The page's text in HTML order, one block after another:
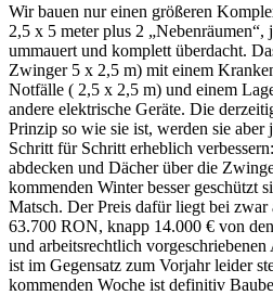
Wir bauen nur einen größeren
2,5 x 5 meter plus 2
ummauert und komplett überdacht.
Zwinger 5 x 2,5 m) mit einem
Notfälle ( 2,5 x 2,5 m) und einem
andere elektrische Geräte. Die
Prinzip so wie sie ist, werden sie aber
Schritt für Schritt erheblich
abdecken und Dächer über die
kommenden Winter besser geschützt
Matsch. Der Preis dafür liegt bei zwar
63.700 RON, knapp 14.000 € von
und arbeitsrechtlich
ist im Gegensatz zum Vorjahr leider
kommenden Woche ist definitiv